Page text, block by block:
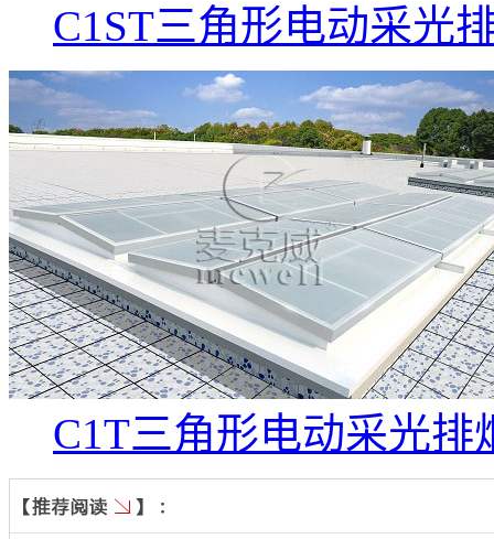
C1ST三角形电动采光
C1T三角形电动采光排